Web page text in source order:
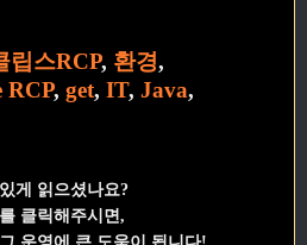
립스RCP, 환경,
RCP, get, IT, Java,
게 읽으셨나요?
클릭해주시면,
운영에 큰 도움이 됩니다!